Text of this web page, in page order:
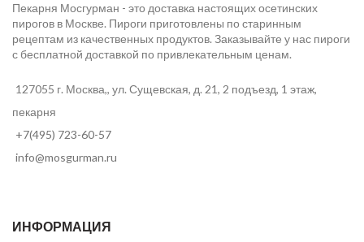
Пекарня Мосгурман - это доставка настоящих осетинских
пирогов в Москве. Пироги приготовлены по старинным
рецептам из качественных продуктов. Заказывайте у нас пироги
с бесплатной доставкой по привлекательным ценам.
127055 г. Москва,, ул. Сущевская, д. 21, 2 подъезд, 1 этаж,
пекарня
+7(495) 723-60-57
info@mosgurman.ru
ИНФОРМАЦИЯ